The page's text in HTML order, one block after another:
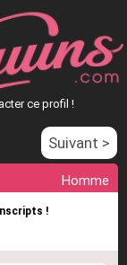
ce profil !
Suivant >
Homme
!